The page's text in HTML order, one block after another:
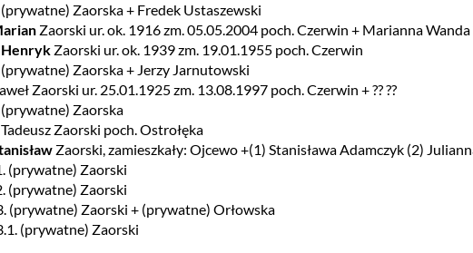
(prywatne) Zaorska + Fredek Ustaszewski
Zaorski ur. ok. 1916 zm. 05.05.2004 poch. Czerwin + Marianna Wanda
Henryk Zaorski ur. ok. 1939 zm. 19.01.1955 poch. Czerwin
(prywatne) Zaorska + Jerzy Jarnutowski
Zaorski ur. 25.01.1925 zm. 13.08.1997 poch. Czerwin + ?? ??
(prywatne) Zaorska
Zaorski poch. Ostrołęka
Zaorski, zamieszkały: Ojcewo +(1) Stanisława Adamczyk (2)
(prywatne) Zaorski
(prywatne) Zaorski
(prywatne) Zaorski + (prywatne) Orłowska
(prywatne) Zaorski